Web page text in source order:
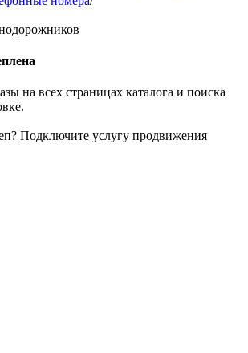
на всех страницах каталога и поиска
Подключите услугу продвижения